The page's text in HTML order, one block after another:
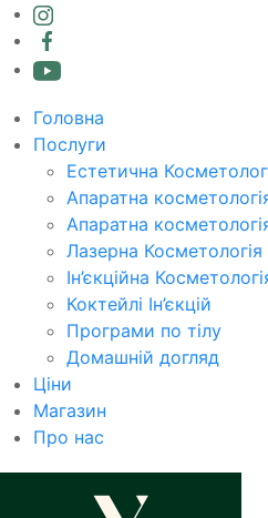
Головна
Послуги
Естетична
Апаратна
Апаратна
Лазерна Косметологія
Ін’єкційна
Коктейлі Ін’єкцій
Програми по тілу
Домашній догляд
Ціни
Магазин
Про нас